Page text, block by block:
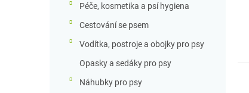
Péče, kosmetika a psí hygiena
Cestování se psem
Vodítka, postroje a obojky pro psy
Opasky a sedáky pro psy
Náhubky pro psy